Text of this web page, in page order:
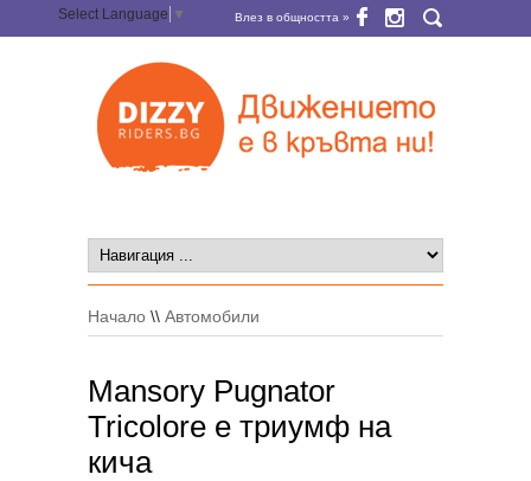
Select Language ▼ Влез в общността »
Начало \\ Автомобили
Mansory Pugnator
Tricolore e триумф на
кича